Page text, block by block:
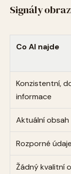
Signály
Co AI najde
Konzistentní,
informace
Aktuální obsah
Rozporné údaje
Žádný kvalitní